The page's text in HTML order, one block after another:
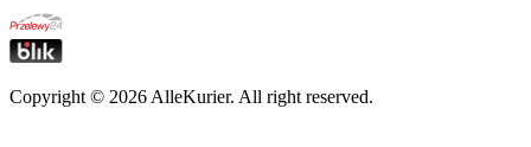
Copyright © 2026 AlleKurier. All right reserved.